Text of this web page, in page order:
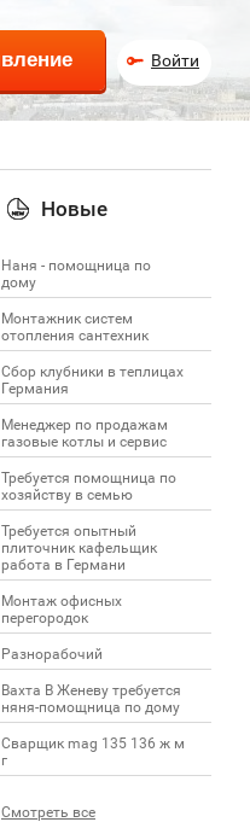
Войти
Новые
Наня - помощница по
дому
Монтажник систем
отопления сантехник
Сбор клубники в теплицах
Германия
Менеджер по продажам
газовые котлы и сервис
Требуется помощница по
хозяйству в семью
Требуется опытный
плиточник кафельщик
работa в Германи
Mонтаж офисных
перегородок
Разнорабочий
Вахта В Женеву требуется
няня-помощница по дому
Сварщик mag 135 136 ж м
г
Смотреть все